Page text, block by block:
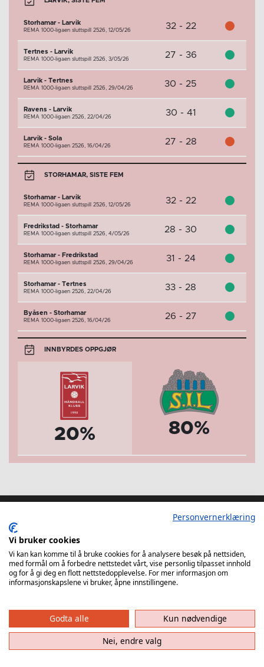
Storhamar - Larvik
REMA 1000-ligaen sluttspill 2526, 12/05/26 32 - 22
Tertnes - Larvik
REMA 1000-ligaen sluttspill 2526, 3/05/26 27 - 36
Larvik - Tertnes
REMA 1000-ligaen sluttspill 2526, 29/04/26 30 - 25
Ravens - Larvik
REMA 1000-ligaen 2526, 22/04/26 30 - 41
Larvik - Sola
REMA 1000-ligaen 2526, 16/04/26 27 - 28
STORHAMAR, SISTE FEM
Storhamar - Larvik
REMA 1000-ligaen sluttspill 2526, 12/05/26 32 - 22
Fredrikstad - Storhamar
REMA 1000-ligaen sluttspill 2526, 4/05/26 28 - 30
Storhamar - Fredrikstad
REMA 1000-ligaen sluttspill 2526, 29/04/26 31 - 24
Storhamar - Tertnes
REMA 1000-ligaen 2526, 22/04/26 33 - 28
Byåsen - Storhamar
REMA 1000-ligaen 2526, 16/04/26 26 - 27
INNBYRDES OPPGJØR
20% 80%
Larvik Håndballklubb
Hoffs gate 6
org. nr. 971 141 786
post@larvikhk.no
Personvernerklæring
Vi bruker cookies
Vi kan kan komme til å bruke cookies for å analysere besøk på nettsiden,
med formål om å forbedre nettstedet vårt, vise personlig tilpasset innhold
og for å gi deg en flott nettstedopplevelse. For mer informasjon om
informasjonskapslene vi bruker, åpne innstillingene.
Godta alle
Kun nødvendige
Nei, endre valg